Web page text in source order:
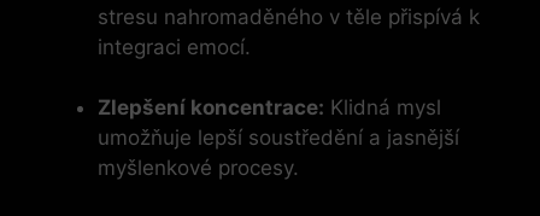
stresu nahromaděného v těle přispívá k
integraci emocí.
Zlepšení koncentrace: Klidná mysl
umožňuje lepší soustředění a jasnější
myšlenkové procesy.